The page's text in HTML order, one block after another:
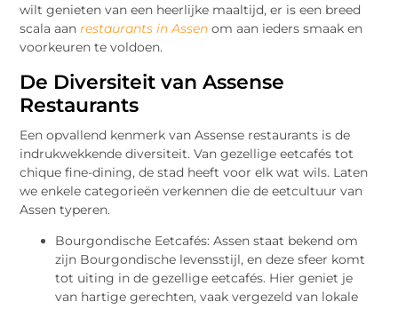
wilt genieten van een heerlijke maaltijd, er is een breed
scala aanrestaurants in Assen om aan ieders smaak en
voorkeuren te voldoen.
De Diversiteit van Assense
Restaurants
Een opvallend kenmerk van Assense restaurants is de
indrukwekkende diversiteit. Van gezellige eetcafés tot
chique fine-dining, de stad heeft voor elk wat wils. Laten
we enkele categorieën verkennen die de eetcultuur van
Assen typeren.
Bourgondische Eetcafés: Assen staat bekend om
zijn Bourgondische levensstijl, en deze sfeer komt
tot uiting in de gezellige eetcafés. Hier geniet je
van hartige gerechten, vaak vergezeld van lokale